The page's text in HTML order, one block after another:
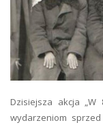
Dzisiejsza akcja „W
wydarzeniom